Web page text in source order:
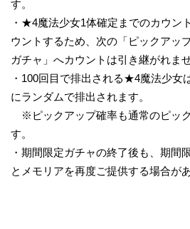
す。
・★4魔法少女1体確定までのカウン
ウントするため、次の「ピックアッ
ガチャ」へカウントは引き継がれませ
・100回目で排出される★4魔法少女
にランダムで排出されます。
※ピックアップ確率も通常のピッ
す。
・期間限定ガチャの終了後も、期間
とメモリアを再度ご提供する場合が